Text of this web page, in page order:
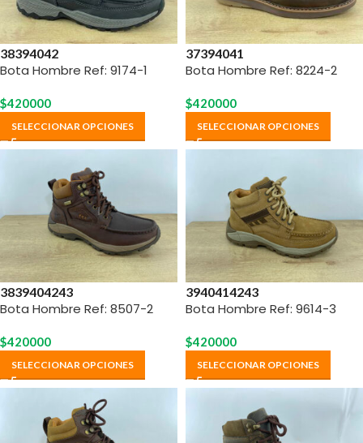
38394042
Bota Hombre Ref: 9174-1
$420000
SELECCIONAR OPCIONES
37394041
Bota Hombre Ref: 8224-2
$420000
SELECCIONAR OPCIONES
3839404243
Bota Hombre Ref: 8507-2
$420000
SELECCIONAR OPCIONES
3940414243
Bota Hombre Ref: 9614-3
$420000
SELECCIONAR OPCIONES